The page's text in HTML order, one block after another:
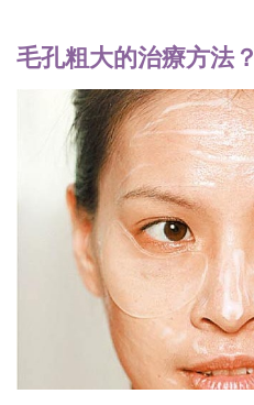
毛孔粗大的治療方法？